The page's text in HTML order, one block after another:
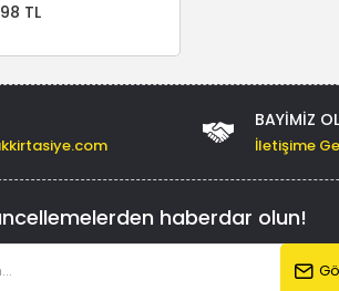
TL
BAYIMIZ
İletişime
haberdar olun!